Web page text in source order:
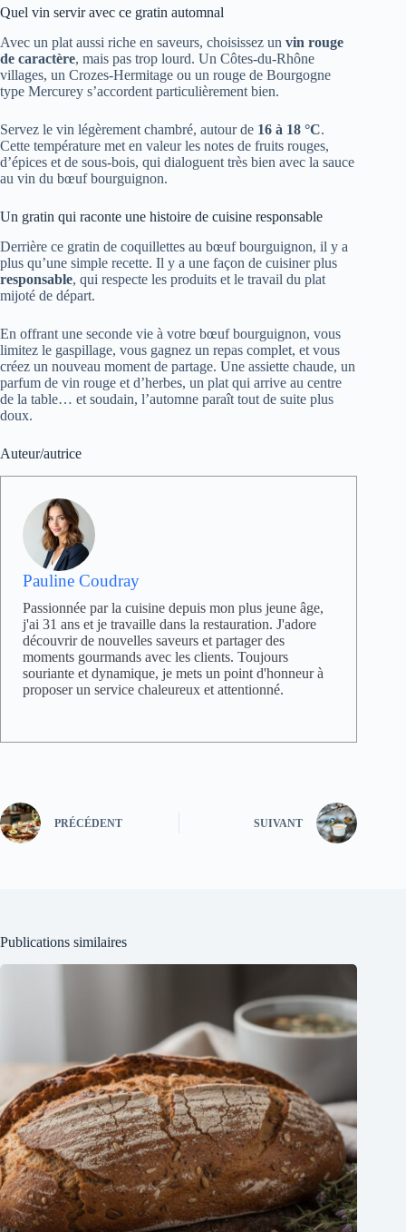
Quel vin servir avec ce gratin automnal
Avec un plat aussi riche en saveurs, choisissez un vin rouge
de caractère, mais pas trop lourd. Un Côtes-du-Rhône
villages, un Crozes-Hermitage ou un rouge de Bourgogne
type Mercurey s’accordent particulièrement bien.
Servez le vin légèrement chambré, autour de 16 à 18 °C.
Cette température met en valeur les notes de fruits rouges,
d’épices et de sous-bois, qui dialoguent très bien avec la sauce
au vin du bœuf bourguignon.
Un gratin qui raconte une histoire de cuisine responsable
Derrière ce gratin de coquillettes au bœuf bourguignon, il y a
plus qu’une simple recette. Il y a une façon de cuisiner plus
responsable, qui respecte les produits et le travail du plat
mijoté de départ.
En offrant une seconde vie à votre bœuf bourguignon, vous
limitez le gaspillage, vous gagnez un repas complet, et vous
créez un nouveau moment de partage. Une assiette chaude, un
parfum de vin rouge et d’herbes, un plat qui arrive au centre
de la table… et soudain, l’automne paraît tout de suite plus
doux.
Auteur/autrice
Pauline Coudray
Passionnée par la cuisine depuis mon plus jeune âge,
j'ai 31 ans et je travaille dans la restauration. J'adore
découvrir de nouvelles saveurs et partager des
moments gourmands avec les clients. Toujours
souriante et dynamique, je mets un point d'honneur à
proposer un service chaleureux et attentionné.
PRÉCÉDENT SUIVANT
Publications similaires